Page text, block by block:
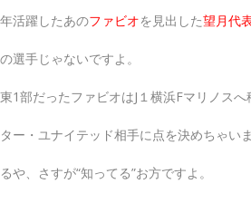
活躍したあのファビオを見出した望月代
選手じゃないですよ。
1部だったファビオはJ１横浜Fマリノスへ
ー・ユナイテッド相手に点を決めちゃい
や、さすが“知ってる”お方ですよ。